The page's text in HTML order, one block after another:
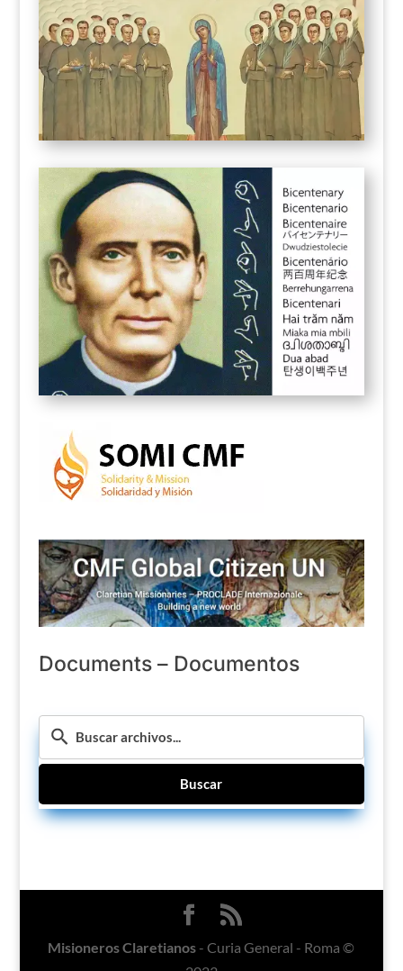
Documents – Documentos
Buscar
Misioneros Claretianos - Curia General - Roma ©